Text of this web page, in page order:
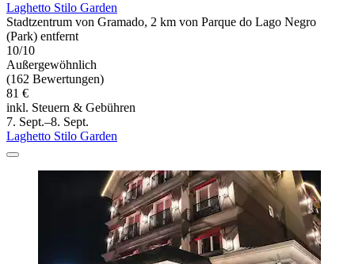
Laghetto Stilo Garden
Stadtzentrum von Gramado, 2 km von Parque do Lago Negro
(Park) entfernt
10/10
Außergewöhnlich
(162 Bewertungen)
81 €
inkl. Steuern & Gebühren
7. Sept.–8. Sept.
Laghetto Stilo Garden